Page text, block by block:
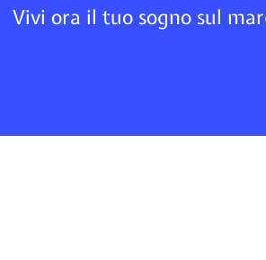
Vivi ora il tuo sogno sul